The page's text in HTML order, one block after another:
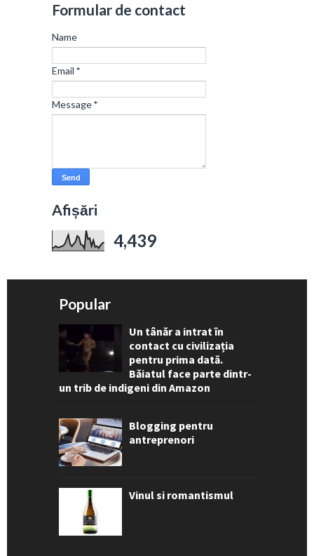
Formular de contact
Name
Email *
Message*
Afișări
4,439
Popular
Un tânăr a intrat în
contact cu civilizația
pentru prima dată.
Băiatul face parte dintr-
un trib de indigeni din Amazon
Blogging pentru
antreprenori
Vinul si romantismul